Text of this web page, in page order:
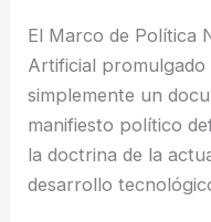
El Marco de Política
Artificial
simplemente un
manifiesto político
la doctrina de la
desarrollo